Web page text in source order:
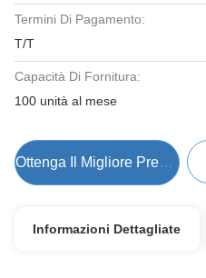
Termini Di Pagamento:
T/T
Capacità Di Fornitura:
100 unità al mese
Ottenga Il Migliore Prezzo
Informazioni Dettagliate